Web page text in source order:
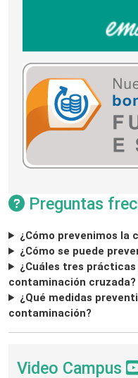
Preguntas
¿Cómo prevenimos la
¿Cómo se puede
¿Cuáles tres
contaminación cruzada?
¿Qué medidas
contaminación?
Video Campus